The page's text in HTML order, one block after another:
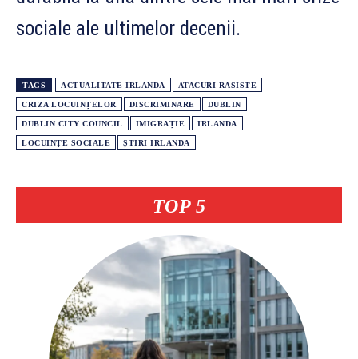
TOP 5
sociale ale ultimelor decenii.
TAGS ACTUALITATE IRLANDA ATACURI RASISTE
CRIZA LOCUINȚELOR DISCRIMINARE DUBLIN
DUBLIN CITY COUNCIL IMIGRAȚIE IRLANDA
LOCUINȚE SOCIALE ȘTIRI IRLANDA